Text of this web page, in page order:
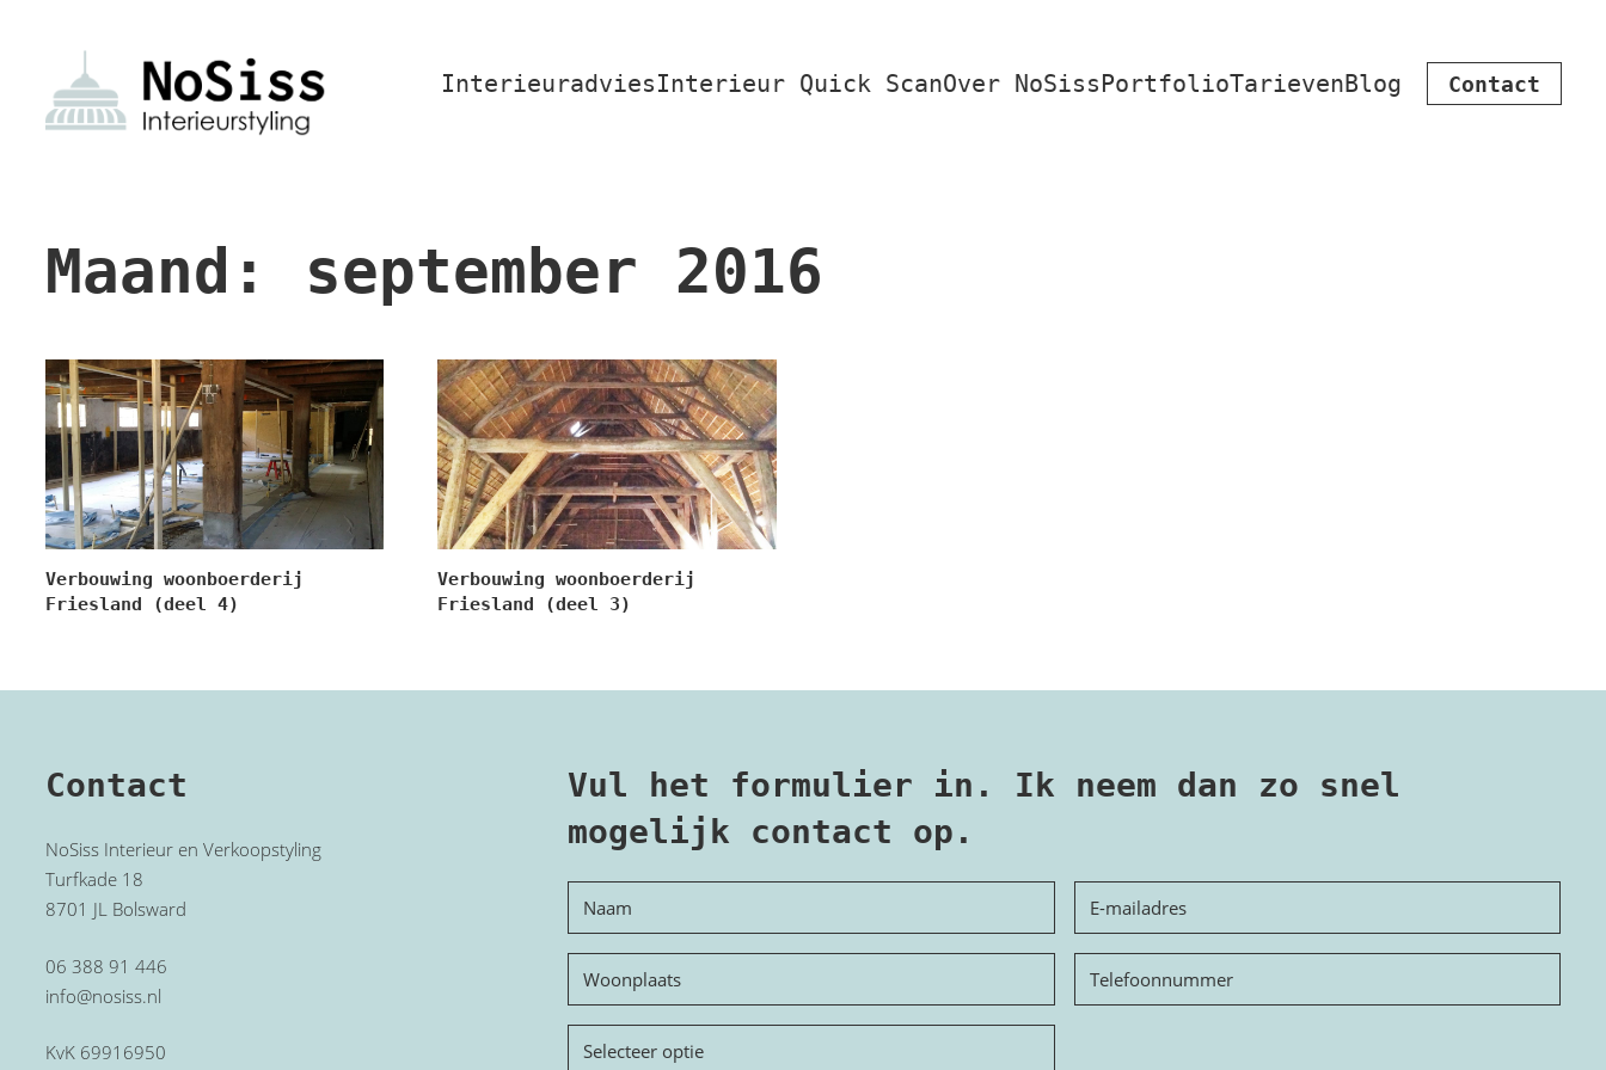
InterieuradviesInterieur Quick ScanOver NoSissPortfolioTarievenBlog Contact
Maand: september 2016
Verbouwing woonboerderij
Friesland (deel 4)
Verbouwing woonboerderij
Friesland (deel 3)
Contact
NoSiss Interieur en Verkoopstyling
Turfkade 18
8701 JL Bolsward
06 388 91 446
info@nosiss.nl
KvK 69916950
Vul het formulier in. Ik neem dan zo snel
mogelijk contact op.
Woonplaats
Telefoon
Onderwerp